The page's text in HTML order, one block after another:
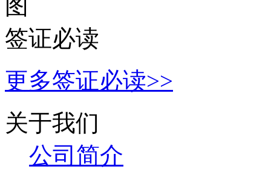
签证必读
更多签证必读>>
关于我们
公司简介